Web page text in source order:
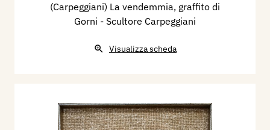
(Carpeggiani) La vendemmia, graffito di
Gorni - Scultore Carpeggiani
Visualizza scheda